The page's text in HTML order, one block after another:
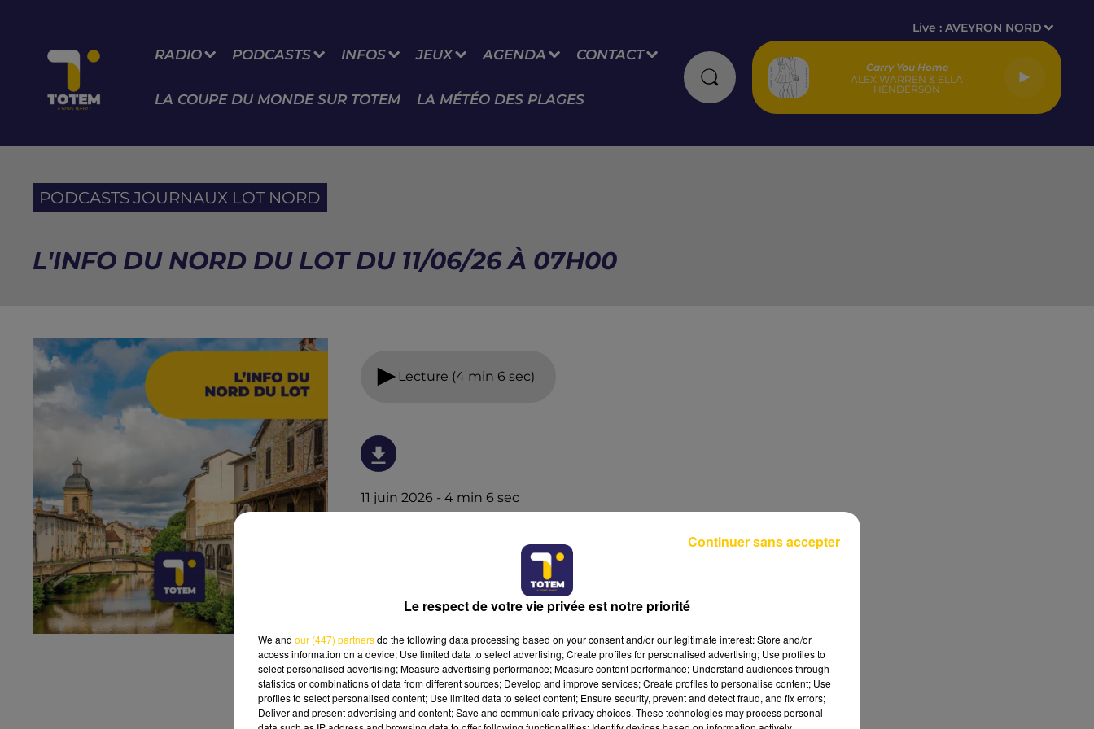
RADIO PODCASTS INFOS JEUX AGENDA CONTACT
LA COUPE DU MONDE SUR TOTEM LA MÉTÉO DES PLAGES
Live :AVEYRON NORD
Carry You Home
ALEX WARREN & ELLA
HENDERSON
PODCASTS JOURNAUX LOT NORD
L'INFO DU NORD DU LOT DU 11/06/26 À 07H00
Lecture (4 min 6 sec)
11 juin 2026 - 4 min 6 sec
Ecoutez sur Totem l'information à Tulle, Brive, dans le
Nord du Lot et le pays sarladais avec les reportages de
nos journalistes sur le terrain.
Le respect de votre vie privée est notre priorité
We and our (447) partnersdo the following data processing based on your consent and/or our legitimate interest: Store and/or
access information on a device; Use limited data to select advertising; Create profiles for personalised advertising; Use profiles to
select personalised advertising; Measure advertising performance; Measure content performance; Understand audiences through
statistics or combinations of data from different sources; Develop and improve services; Create profiles to personalise content; Use
profiles to select personalised content; Use limited data to select content; Ensure security, prevent and detect fraud, and fix errors;
Deliver and present advertising and content; Save and communicate privacy choices. These technologies may process personal
Continuer sans accepter